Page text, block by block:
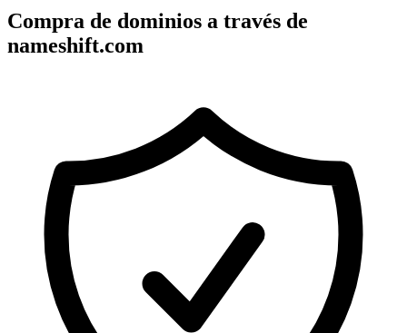
Compra de dominios a través de
nameshift.com